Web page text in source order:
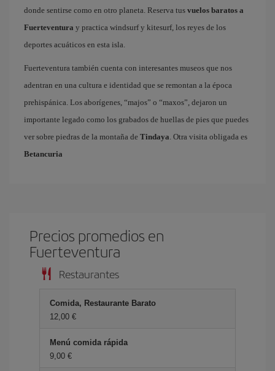
donde sentirse como en otro planeta. Reserva tus vuelos baratos a
Fuerteventura y practica windsurf y kitesurf, los reyes de los
deportes acuáticos en esta isla.
Fuerteventura también cuenta con interesantes museos que nos
adentran en una cultura e identidad que se remontan a la época
prehispánica. Los aborígenes, “majos” o “maxos”, dejaron un
importante legado como los grabados de huellas de pies que puedes
ver sobre piedras de la montaña de Tindaya. Otra visita obligada es
Betancuria
Precios promedios en
Fuerteventura
Restaurantes
Comida, Restaurante Barato
12,00 €
Menú comida rápida
9,00 €